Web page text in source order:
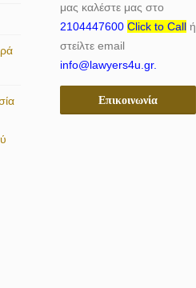
μας καλέστε μας στο
2104447600 Click to Callή
στείλτε email
info@lawyers4u.gr.
Επικοινωνία